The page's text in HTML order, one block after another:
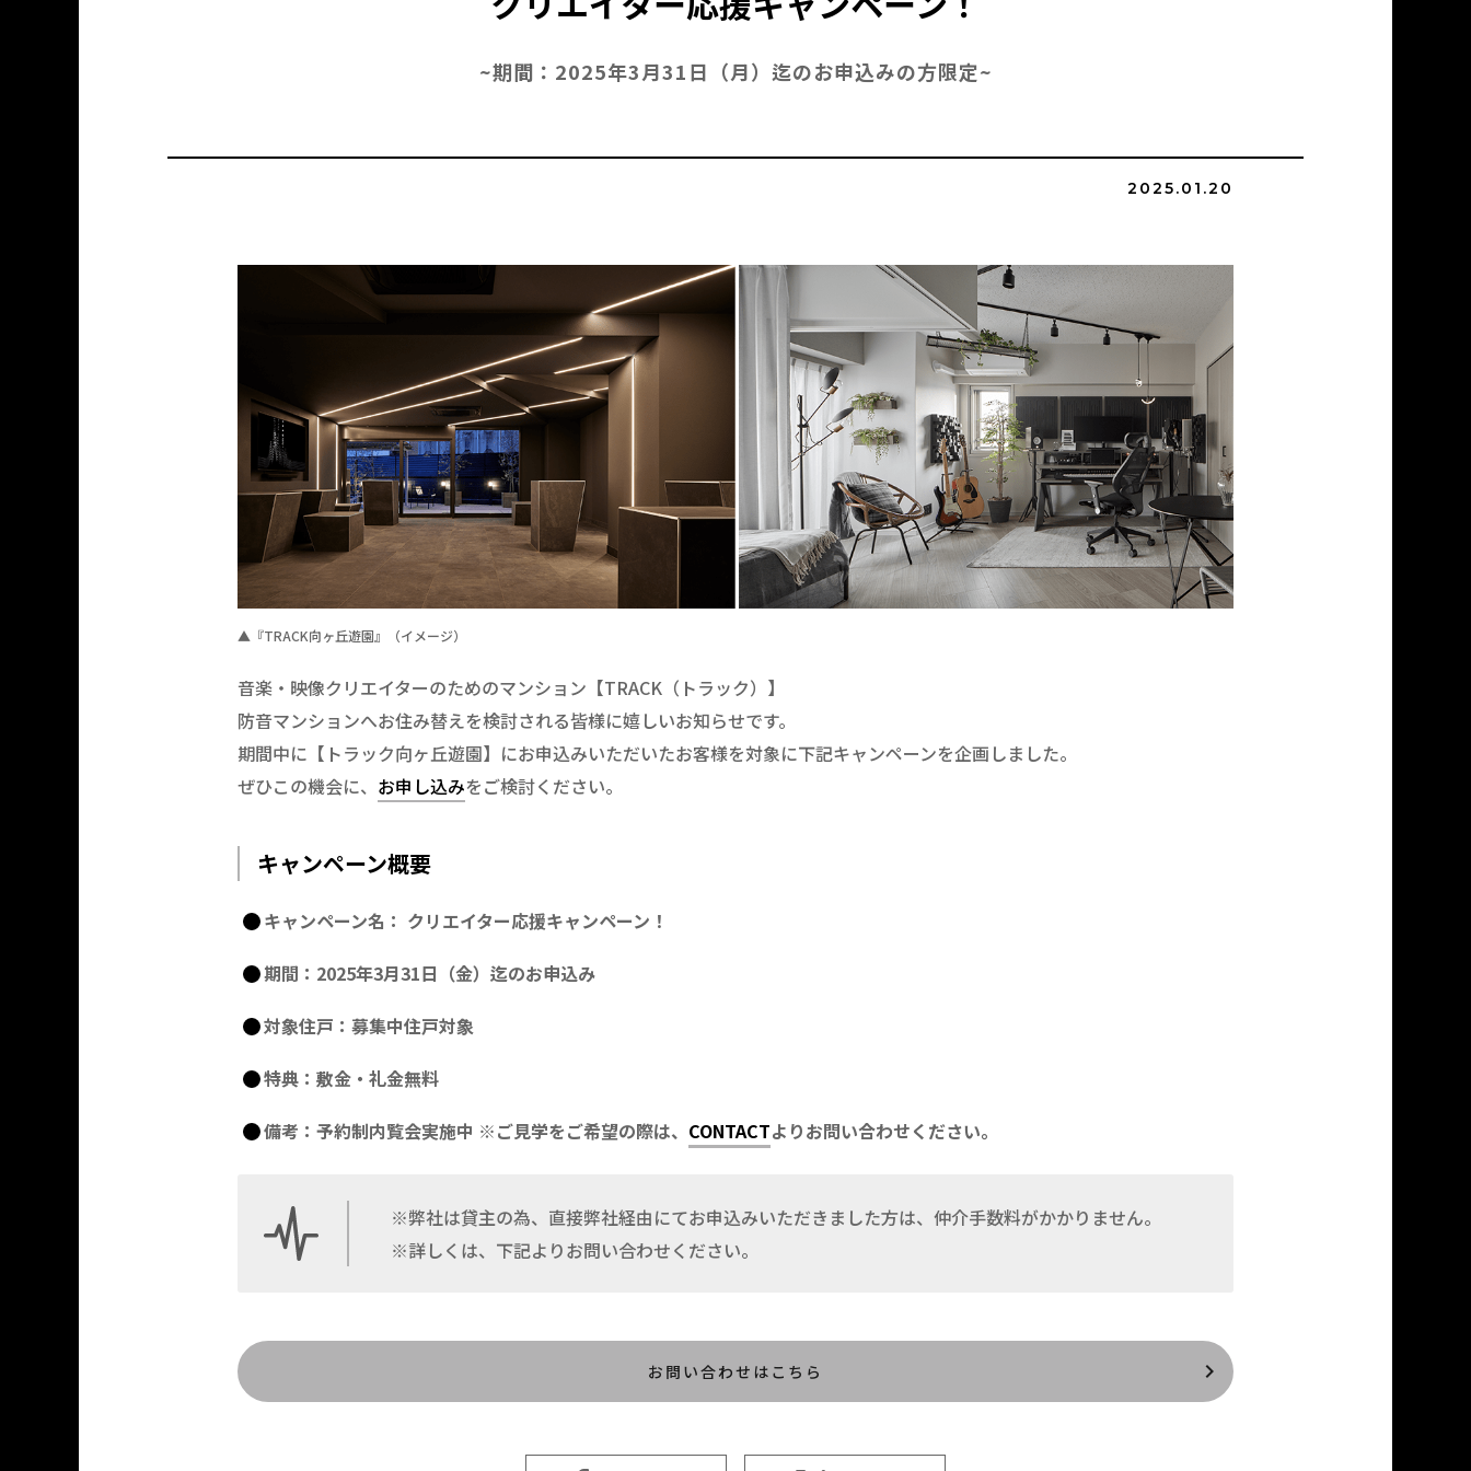
~期間：2025年3月31日（月）迄のお申込みの方限定~
2025.01.20
▲『TRACK向ヶ丘遊園』（イメージ）
音楽・映像クリエイターのためのマンション【TRACK（トラック）】
防音マンションへお住み替えを検討される皆様に嬉しいお知らせです。
期間中に【トラック向ヶ丘遊園】にお申込みいただいたお客様を対象に下記キャンペーンを企画しました。
ぜひこの機会に、 お申し込みをご検討ください。
キャンペーン概要
キャンペーン名： クリエイター応援キャンペーン！
期間：2025年3月31日（金）迄のお申込み
対象住戸：募集中住戸対象
特典：敷金・礼金無料
備考：予約制内覧会実施中 ※ご見学をご希望の際は、 CONTACTよりお問い合わせください。
※弊社は貸主の為、直接弊社経由にてお申込みいただきました方は、仲介手数料がかかりません。
※詳しくは、下記よりお問い合わせください。
お問い合わせはこちら keyboard_arrow_right